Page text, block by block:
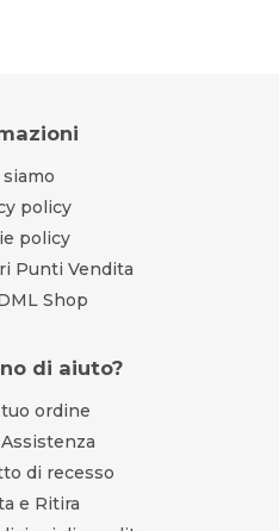
policy
policy
Punti Vendita
Shop
di aiuto?
ordine
di recesso
e Ritira